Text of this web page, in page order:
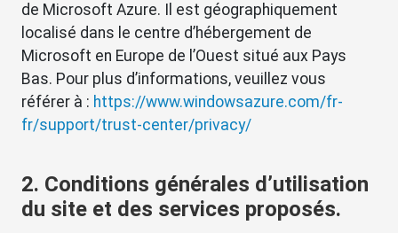
de Microsoft Azure. Il est géographiquement
localisé dans le centre d’hébergement de
Microsoft en Europe de l’Ouest situé aux Pays
Bas. Pour plus d’informations, veuillez vous
référer à : https://www.windowsazure.com/fr-
fr/support/trust-center/privacy/
2. Conditions générales d’utilisation
du site et des services proposés.